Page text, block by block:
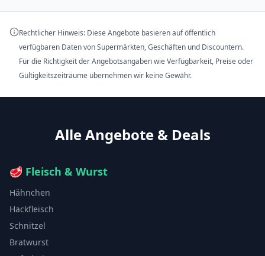
Rechtlicher Hinweis: Diese Angebote basieren auf öffentlich
verfügbaren Daten von Supermärkten, Geschäften und Discountern.
Für die Richtigkeit der Angebotsangaben wie Verfügbarkeit, Preise oder
Gültigkeitszeiträume übernehmen wir keine Gewähr.
Alle Angebote & Deals
🥩 Fleisch & Wurst
Hähnchen
Hackfleisch
Schnitzel
Bratwurst